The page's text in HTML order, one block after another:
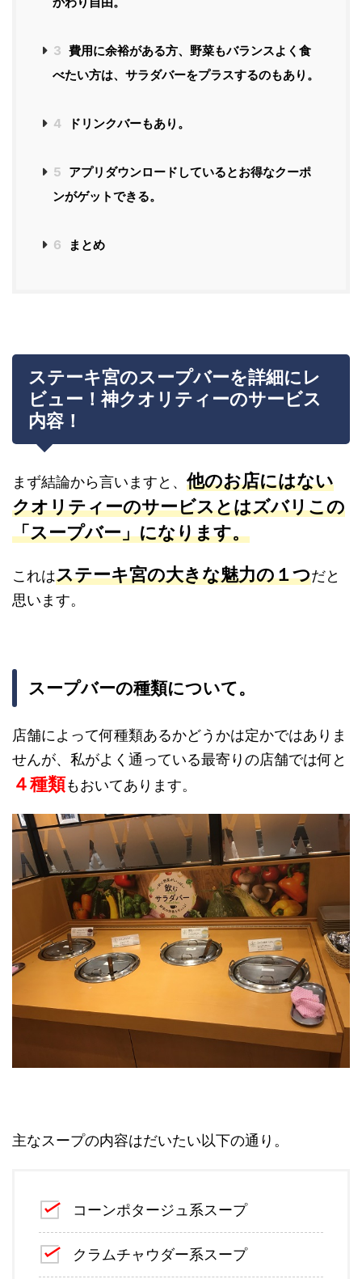
3 費用に余裕がある方、野菜もバランスよく食
べたい方は、サラダバーをプラスするのもあり。
4 ドリンクバーもあり。
5 アプリダウンロードしているとお得なクーポ
ンがゲットできる。
6 まとめ
ステーキ宮のスープバーを詳細にレ
ビュー！神クオリティーのサービス
内容！
まず結論から言いますと、 他のお店にはない
クオリティーのサービスとはズバリこの
「スープバー」になります。
これはステーキ宮の大きな魅力の１つだと
思います。
スープバーの種類について。
店舗によって何種類あるかどうかは定かではありま
せんが、私がよく通っている最寄りの店舗では何と
４種類もおいてあります。
主なスープの内容はだいたい以下の通り。
コーンポタージュ系スープ
クラムチャウダー系スープ